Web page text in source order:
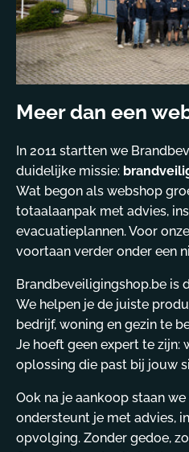
Meer dan een
In 2011 startten we
duidelijke missie:
Wat begon als webshop
totaalaanpak met advies,
evacuatieplannen. Voor
voortaan verder onder een
Brandbeveiligingshop.be is
We helpen je de juiste
bedrijf, woning en gezin te
Je hoeft geen expert te zijn:
oplossing die past bij jouw
Ook na je aankoop staan we
ondersteunt je met advies,
opvolging. Zonder gedoe,